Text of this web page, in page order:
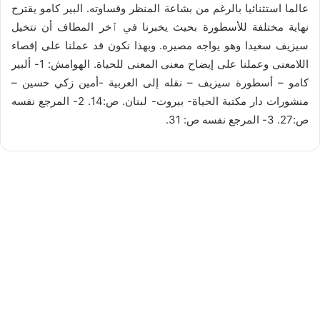
عالما استثنائيا بالرغم من بشاعة المنظر وقساوته. البير كامو يقترح
نهاية مختلفة للأسطورة بحيث يخبرنا في ٱخر المطاف أن نتخيل
سيزيف سعيدا وهو يواجه مصيره. وبهذا نكون قد عملنا على إقصاء
اللامعنى وعملنا على إيضاح معنى المعنى للحياة. الهوامش: 1- ألبير
كامو – أسطورة سيزيف – نقله إلى العربية -أمين زكي حسين –
منشورات دار مكتبة الحياة- بيروت- لبنان. ص:14. 2- المرجع نفسه
ص:27. 3- المرجع نفسه ص: 31.